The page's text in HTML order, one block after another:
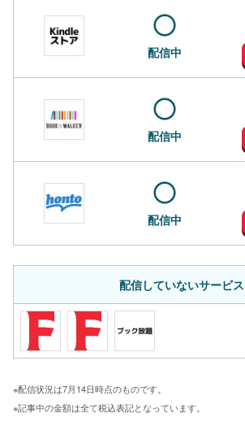
配信中
配信中
配信中
配信していないサービス
※配信状況は7月14日時点のものです。
※記事中の金額は全て税込表記となっています。